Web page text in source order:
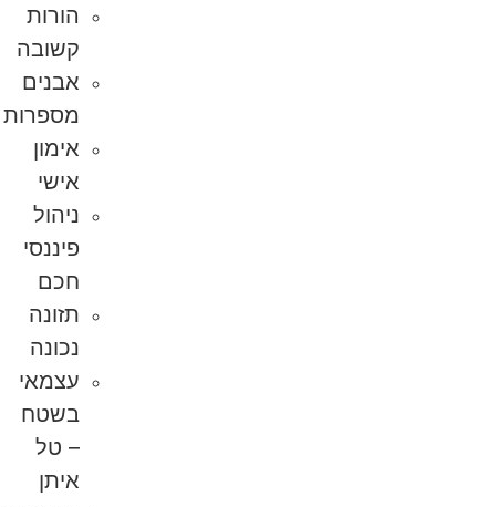
הורות
קשובה
אבנים
מספרות
אימון
אישי
ניהול
פיננסי
חכם
תזונה
נכונה
עצמאי
בשטח
– טל
איתן